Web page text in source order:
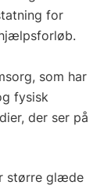
for
som har
fysisk
der ser på
større glæde